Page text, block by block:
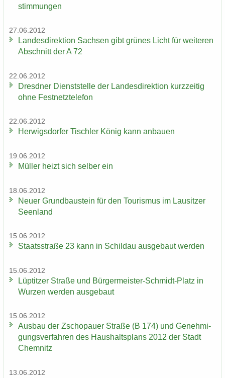
stim­mun­gen
27.06.2012
Lan­des­di­rek­ti­on Sach­sen gibt grü­nes Licht für wei­te­ren
Ab­schnitt der A 72
22.06.2012
Dresd­ner Dienst­stel­le der Lan­des­di­rek­ti­on kurz­zei­tig
ohne Fest­netz­te­le­fon
22.06.2012
Her­wigs­dor­fer Tisch­ler König kann an­bau­en
19.06.2012
Mül­ler heizt sich sel­ber ein
18.06.2012
Neuer Grund­bau­stein für den Tou­ris­mus im Lau­sit­zer
Se­en­land
15.06.2012
Staats­stra­ße 23 kann in Schildau aus­ge­baut wer­den
15.06.2012
Lüp­tit­zer Stra­ße und Bürgermeister-​Schmidt-Platz in
Wur­zen wer­den aus­ge­baut
15.06.2012
Aus­bau der Zscho­pau­er Stra­ße (B 174) und Ge­neh­mi­
gungs­ver­fah­ren des Haus­halts­plans 2012 der Stadt
Chem­nitz
13.06.2012